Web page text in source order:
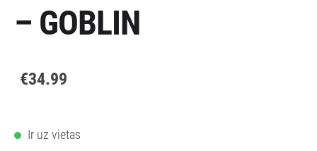
– GOBLIN
€34.99
Ir uz vietas